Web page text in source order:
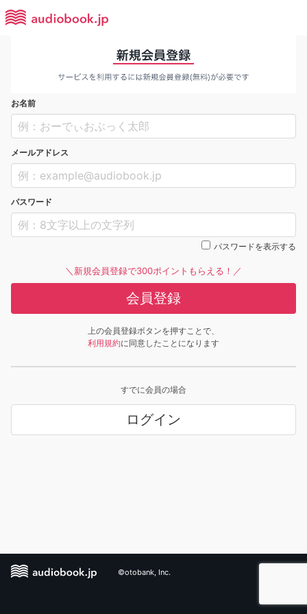
お名前
メールアドレス
パスワード
パスワードを表示する
＼新規会員登録で300ポイントもらえる！／
会員登録
上の会員登録ボタンを押すことで、
利用規約に同意したことになります
すでに会員の場合
ログイン
©otobank, Inc.